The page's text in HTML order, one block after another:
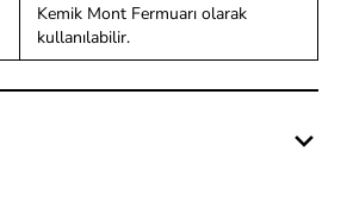
Kemik Mont Fermuarı olarak
kullanılabilir.